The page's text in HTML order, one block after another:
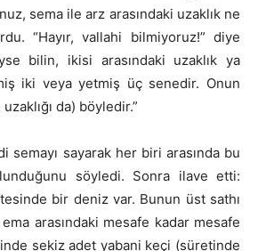
sema ile arz arasındaki uzaklık ne
“Hayır, vallahi bilmiyoruz!” diye
bilin, ikisi arasındaki uzaklık ya
iki veya yetmiş üç senedir. Onun
da) böyledir.”
semayı sayarak her biri arasında bu
söyledi. Sonra ilave etti:
bir deniz var. Bunun üst sathı
arasındaki mesafe kadar mesafe
sekiz adet yabani keçi (süretinde